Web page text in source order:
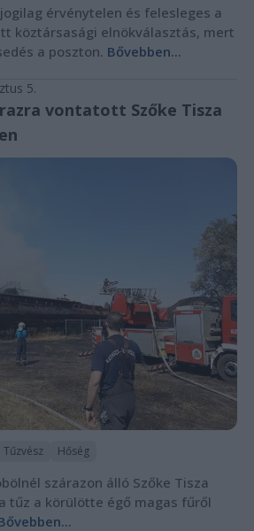
érvénytelen és felesleges a
köztársasági elnökválasztás, mert
a poszton. Bővebben...
5.
vontatott Szőke Tisza
Tűzvész Hőség
szárazon álló Szőke Tisza
tűz a körülötte égő magas fűről